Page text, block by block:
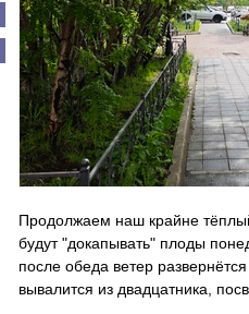
Продолжаем наш крайне
будут "докапывать" плоды
после обеда ветер
вывалится из двадцатника,